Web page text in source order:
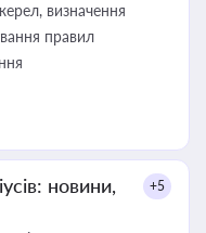
визначення
правил
новини,
+5